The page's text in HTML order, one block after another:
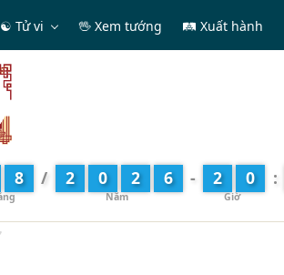
☯ Tử vi 🖖 Xem tướng 🛤 Xuất hành
8 / 2 0 2 6 - 2 0 :